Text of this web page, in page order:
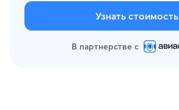
Узнать стоимость
В партнерстве с